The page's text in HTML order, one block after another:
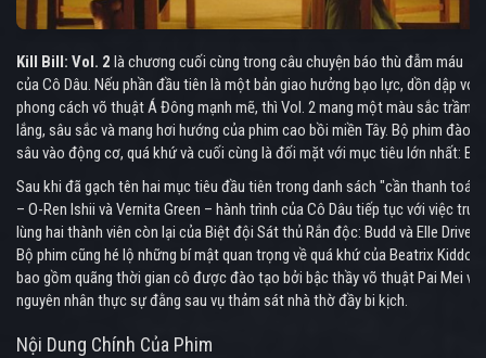
Kill Bill: Vol. 2 là chương cuối cùng trong câu chuyện báo thù đẫm máu
của Cô Dâu. Nếu phần đầu tiên là một bản giao hưởng bạo lực, dồn dập với
phong cách võ thuật Á Đông mạnh mẽ, thì Vol. 2 mang một màu sắc trầm
lắng, sâu sắc và mang hơi hướng của phim cao bồi miền Tây. Bộ phim đào
sâu vào động cơ, quá khứ và cuối cùng là đối mặt với mục tiêu lớn nhất: Bill.
Sau khi đã gạch tên hai mục tiêu đầu tiên trong danh sách "cần thanh toán"
– O-Ren Ishii và Vernita Green – hành trình của Cô Dâu tiếp tục với việc truy
lùng hai thành viên còn lại của Biệt đội Sát thủ Rắn độc: Budd và Elle Driver.
Bộ phim cũng hé lộ những bí mật quan trọng về quá khứ của Beatrix Kiddo,
bao gồm quãng thời gian cô được đào tạo bởi bậc thầy võ thuật Pai Mei và
nguyên nhân thực sự đằng sau vụ thảm sát nhà thờ đầy bi kịch.
Nội Dung Chính Của Phim